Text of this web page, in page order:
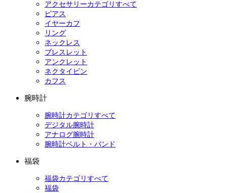
アクセサリーカテゴリすべて
ピアス
イヤーカフ
リング
ネックレス
ブレスレット
アンクレット
ネクタイピン
カフス
腕時計
腕時計カテゴリすべて
デジタル腕時計
アナログ腕時計
腕時計ベルト・バンド
福袋
福袋カテゴリすべて
福袋